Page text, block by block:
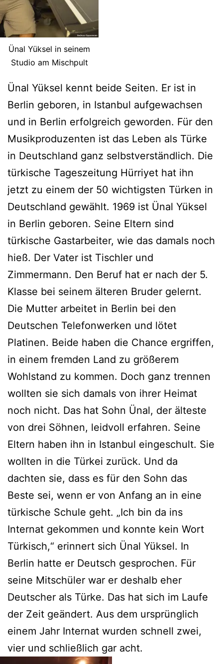
Ünal Yüksel in seinem
Studio am Mischpult
Ünal Yüksel kennt beide Seiten. Er ist in
Berlin geboren, in Istanbul aufgewachsen
und in Berlin erfolgreich geworden. Für den
Musikproduzenten ist das Leben als Türke
in Deutschland ganz selbstverständlich. Die
türkische Tageszeitung Hürriyet hat ihn
jetzt zu einem der 50 wichtigsten Türken in
Deutschland gewählt. 1969 ist Ünal Yüksel
in Berlin geboren. Seine Eltern sind
türkische Gastarbeiter, wie das damals noch
hieß. Der Vater ist Tischler und
Zimmermann. Den Beruf hat er nach der 5.
Klasse bei seinem älteren Bruder gelernt.
Die Mutter arbeitet in Berlin bei den
Deutschen Telefonwerken und lötet
Platinen. Beide haben die Chance ergriffen,
in einem fremden Land zu größerem
Wohlstand zu kommen. Doch ganz trennen
wollten sie sich damals von ihrer Heimat
noch nicht. Das hat Sohn Ünal, der älteste
von drei Söhnen, leidvoll erfahren. Seine
Eltern haben ihn in Istanbul eingeschult. Sie
wollten in die Türkei zurück. Und da
dachten sie, dass es für den Sohn das
Beste sei, wenn er von Anfang an in eine
türkische Schule geht. „Ich bin da ins
Internat gekommen und konnte kein Wort
Türkisch,“ erinnert sich Ünal Yüksel. In
Berlin hatte er Deutsch gesprochen. Für
seine Mitschüler war er deshalb eher
Deutscher als Türke. Das hat sich im Laufe
der Zeit geändert. Aus dem ursprünglich
einem Jahr Internat wurden schnell zwei,
vier und schließlich gar acht.